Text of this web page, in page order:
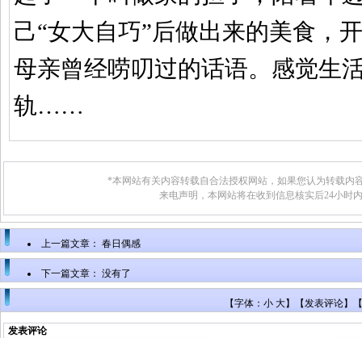
己“女大自巧”后做出来的美食，
母亲曾经唠叨过的话语。感觉生
轨……
*本网站有关内容转载自合法授权网站，如果您认为转载内
来电声明，本网站将在收到信息核实后24小时
上一篇文章： 春日偶感
下一篇文章： 没有了
【字体：小 大】【发表评论】【
发表评论